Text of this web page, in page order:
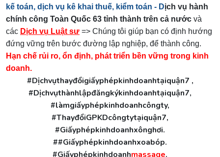
kế toán, dịch vụ kê khai thuế, kiểm toán - Dịch vụ hành
chính công Toàn Quốc 63 tỉnh thành trên cả nước và
các Dịch vụ Luật sư => Chúng tôi giúp bạn có định hướng
đứng vững trên bước đường lập nghiệp, để thành công.
Hạn chế rủi ro, ổn định, phát triển bền vững trong kinh
doanh.
#Dịchvụthayđổigiấyphépkinhdoanhtạiquận7 ,
#Dịchvụthànhlậpđăngkýkinhdoanhtạiquận7,
#làmgiấyphépkinhdoanhcôngty,
#ThayđổiGPKDcôngtytạiquận7,
#Giấyphépkinhdoanhxônghơi.
##Giấyphépkinhdoanhxoabóp.
#Giấyphépkinhdoanhmassage.